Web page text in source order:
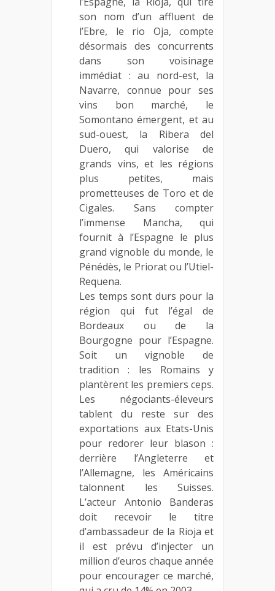
son nom d’un affluent de
l’Ebre, le rio Oja, compte
désormais des concurrents
dans son voisinage
immédiat : au nord-est, la
Navarre, connue pour ses
vins bon marché, le
Somontano émergent, et au
sud-ouest, la Ribera del
Duero, qui valorise de
grands vins, et les régions
plus petites, mais
prometteuses de Toro et de
Cigales. Sans compter
l’immense Mancha, qui
fournit à l’Espagne le plus
grand vignoble du monde, le
Pénédès, le Priorat ou l’Utiel-
Requena.
Les temps sont durs pour la
région qui fut l’égal de
Bordeaux ou de la
Bourgogne pour l’Espagne.
Soit un vignoble de
tradition : les Romains y
plantèrent les premiers ceps.
Les négociants-éleveurs
tablent du reste sur des
exportations aux Etats-Unis
pour redorer leur blason :
derrière l’Angleterre et
l’Allemagne, les Américains
talonnent les Suisses.
L’acteur Antonio Banderas
doit recevoir le titre
d’ambassadeur de la Rioja et
il est prévu d’injecter un
million d’euros chaque année
pour encourager ce marché,